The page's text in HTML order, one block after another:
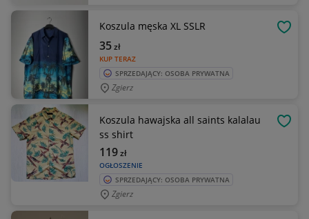
Koszula męska XL SSLR
KUP TERAZ
35zł
SPRZEDAJĄCY: OSOBA PRYWATNA
Zgierz
Koszula hawajska all saints kalalau
ss shirt
OGŁOSZENIE
119zł
SPRZEDAJĄCY: OSOBA PRYWATNA
Zgierz